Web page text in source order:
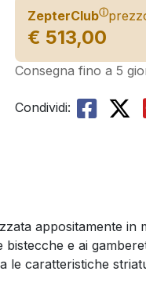
ZepterClubⓘ
€ 513,00
Consegna fino a 5
Condividi:
appositamente
e ai
caratteristiche